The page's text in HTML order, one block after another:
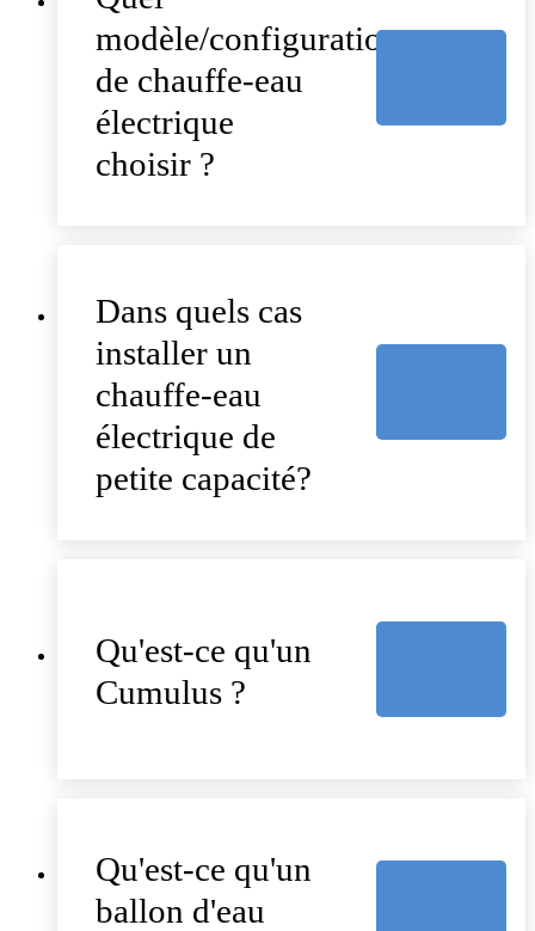
modèle/configuration
de chauffe-eau
électrique
choisir ?
Dans quels cas
installer un
chauffe-eau
électrique de
petite capacité?
Qu'est-ce qu'un
Cumulus ?
Qu'est-ce qu'un
ballon d'eau